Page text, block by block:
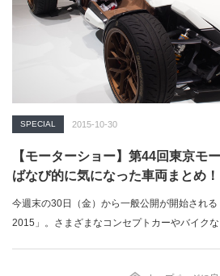
SPECIAL 2015-10-30
【モーターショー】第44回東京モ
ばなび的に気になった車両まとめ！
今週末の30日（金）から一般公開が開始され
2015」。さまざまなコンセプトカーやバイク